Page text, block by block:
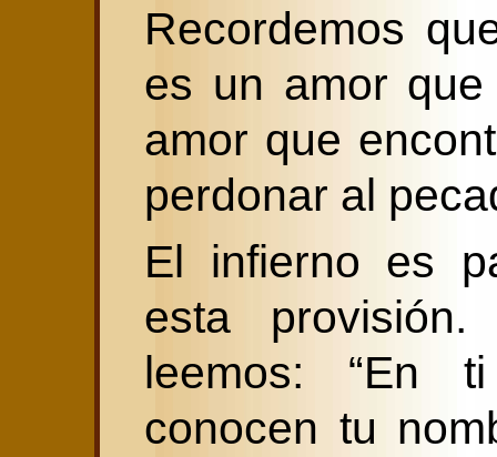
Recordemos
es un amor
amor que
perdonar al
El infierno es
esta
leemos: “En
conocen tu